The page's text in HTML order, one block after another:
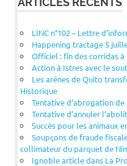
LINC n°102 – Lettre
Happening tractage 5
Officiel : fin des corridas à
Action à Istres avec le
Les arènes de Quito
Historique
Tentative d’abrogation
Tentative d’annuler
Succès pour les animaux
Soupçons de fraude
collimateur du parquet de
Ignoble article dans La